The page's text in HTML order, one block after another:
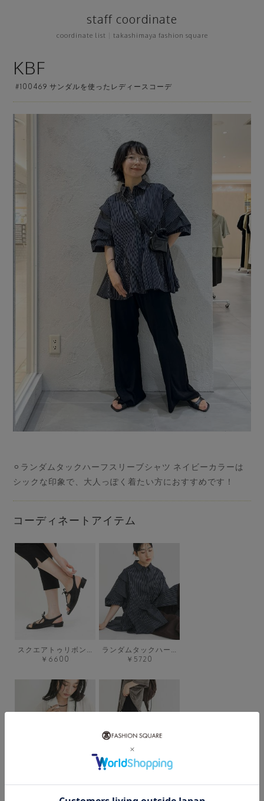
staff coordinate
coordinate list takashimaya fashion square
KBF
#100469 サンダルを使ったレディースコーデ
⚪︎ランダムタックハーフスリーブシャツ ネイビーカラーは
シックな印象で、大人っぽく着たい方におすすめです！
コーディネートアイテム
スクエアトゥリボンコンビサンダル
￥6600
ランダムタックハーフスリーブシャツ
￥5720
2WAYマイクロポーチBAG
￥3630
シャイニーフレアイージーパンツ